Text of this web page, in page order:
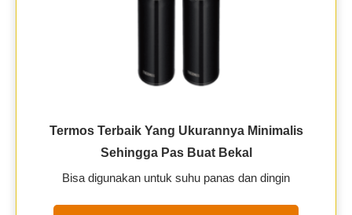
Termos Terbaik Yang Ukurannya Minimalis
Sehingga Pas Buat Bekal
Bisa digunakan untuk suhu panas dan dingin